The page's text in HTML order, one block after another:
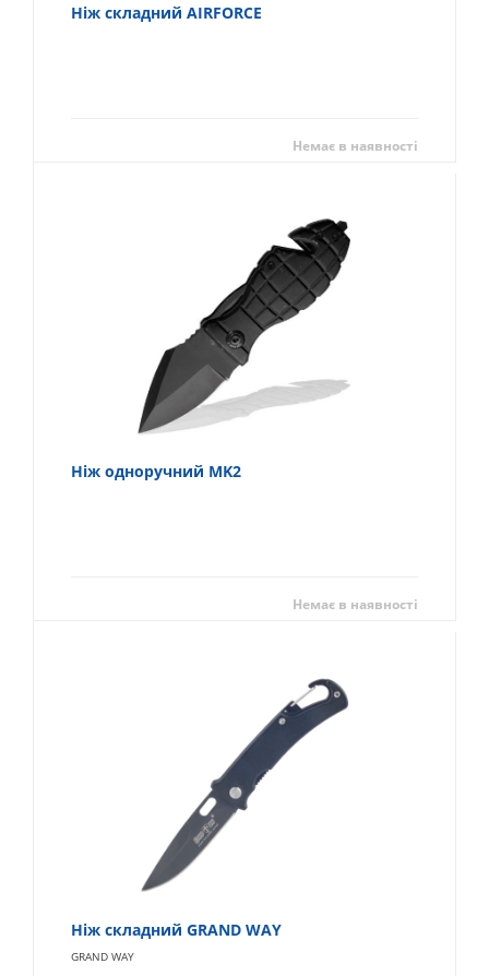
Ніж складний AIRFORCE
Немає в наявності
Ніж одноручний MK2
Немає в наявності
Ніж складний GRAND WAY
GRAND WAY